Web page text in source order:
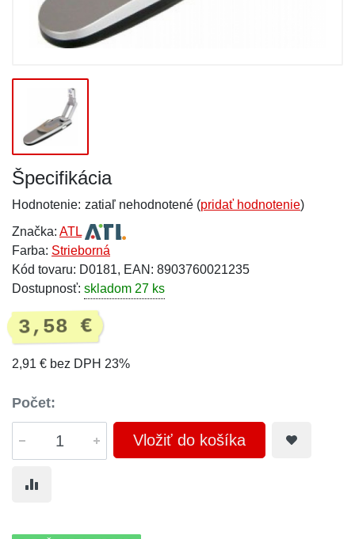
Špecifikácia
Hodnotenie: zatiaľ nehodnotené (pridať hodnotenie)
Značka: ATL
Farba: Strieborná
Kód tovaru: D0181, EAN: 8903760021235
Dostupnosť: skladom 27 ks
3,58 €
2,91 € bez DPH 23%
Počet:
Vložiť do košíka